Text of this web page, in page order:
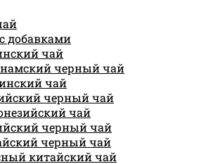
добавками
чай
черный чай
чай
черный чай
чай
черный чай
черный чай
китайский чай